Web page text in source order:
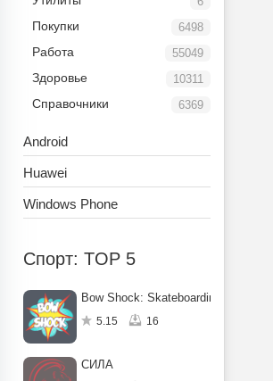
6498
Покупки
55049
Работа
10311
Здоровье
6369
Справочники
Android
Huawei
Windows Phone
Спорт: TOP 5
Bow Shock: Skateboarding Hub
5.15 16
СИЛА